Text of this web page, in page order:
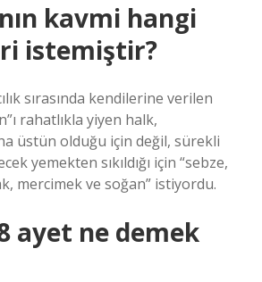
kavmi hangi
istemiştir?
sırasında kendilerine verilen
rahatlıkla yiyen halk,
üstün olduğu için değil, sürekli
yemekten sıkıldığı için “sebze,
mercimek ve soğan” istiyordu.
ayet ne demek